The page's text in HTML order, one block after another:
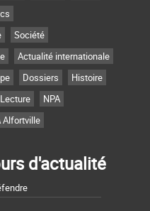
Société
Actualité internationale
Dossiers
Histoire
NPA
Alfortville
d'actualité